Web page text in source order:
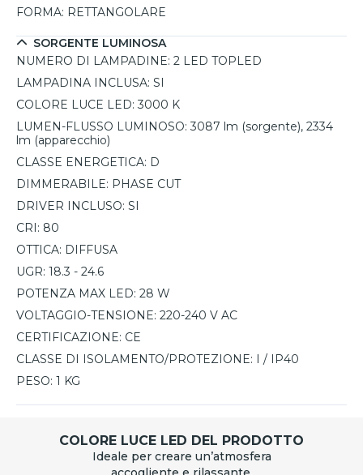
locali commerciali, unendo estetica e prestazioni elevate.
FORMA: RETTANGOLARE
SORGENTE LUMINOSA
NUMERO DI LAMPADINE: 2 LED TOPLED
LAMPADINA INCLUSA: SI
COLORE LUCE LED: 3000 K
LUMEN-FLUSSO LUMINOSO: 3087 lm (sorgente), 2334
lm (apparecchio)
CLASSE ENERGETICA: D
DIMMERABILE: PHASE CUT
DRIVER INCLUSO: SI
CRI: 80
OTTICA: DIFFUSA
UGR: 18.3 - 24.6
POTENZA MAX LED: 28 W
VOLTAGGIO-TENSIONE: 220-240 V AC
CERTIFICAZIONE: CE
CLASSE DI ISOLAMENTO/PROTEZIONE: I / IP40
PESO: 1 KG
COLORE LUCE LED DEL PRODOTTO
Ideale per creare un’atmosfera